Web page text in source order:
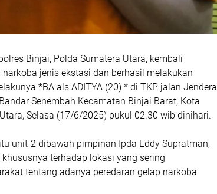
Binjai, Polda Sumatera Utara, kembali
jenis ekstasi dan berhasil melakukan
*BA als ADITYA (20) * di TKP, jalan Jenderal
Senembah Kecamatan Binjai Barat, Kota
Selasa (17/6/2025) pukul 02.30 wib dinihari.
unit-2 dibawah pimpinan Ipda Eddy Supratman,
terhadap lokasi yang sering
tentang adanya peredaran gelap narkoba.